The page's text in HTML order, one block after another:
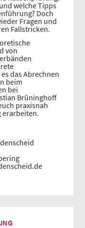
welche Tipps
Doch
Fragen und
Fallstricken.
von
das Abrechnen
beim
bei
Brüninghoff
praxisnah
erarbeiten.